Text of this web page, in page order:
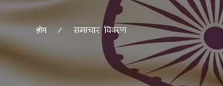
होम समाचार विवरण